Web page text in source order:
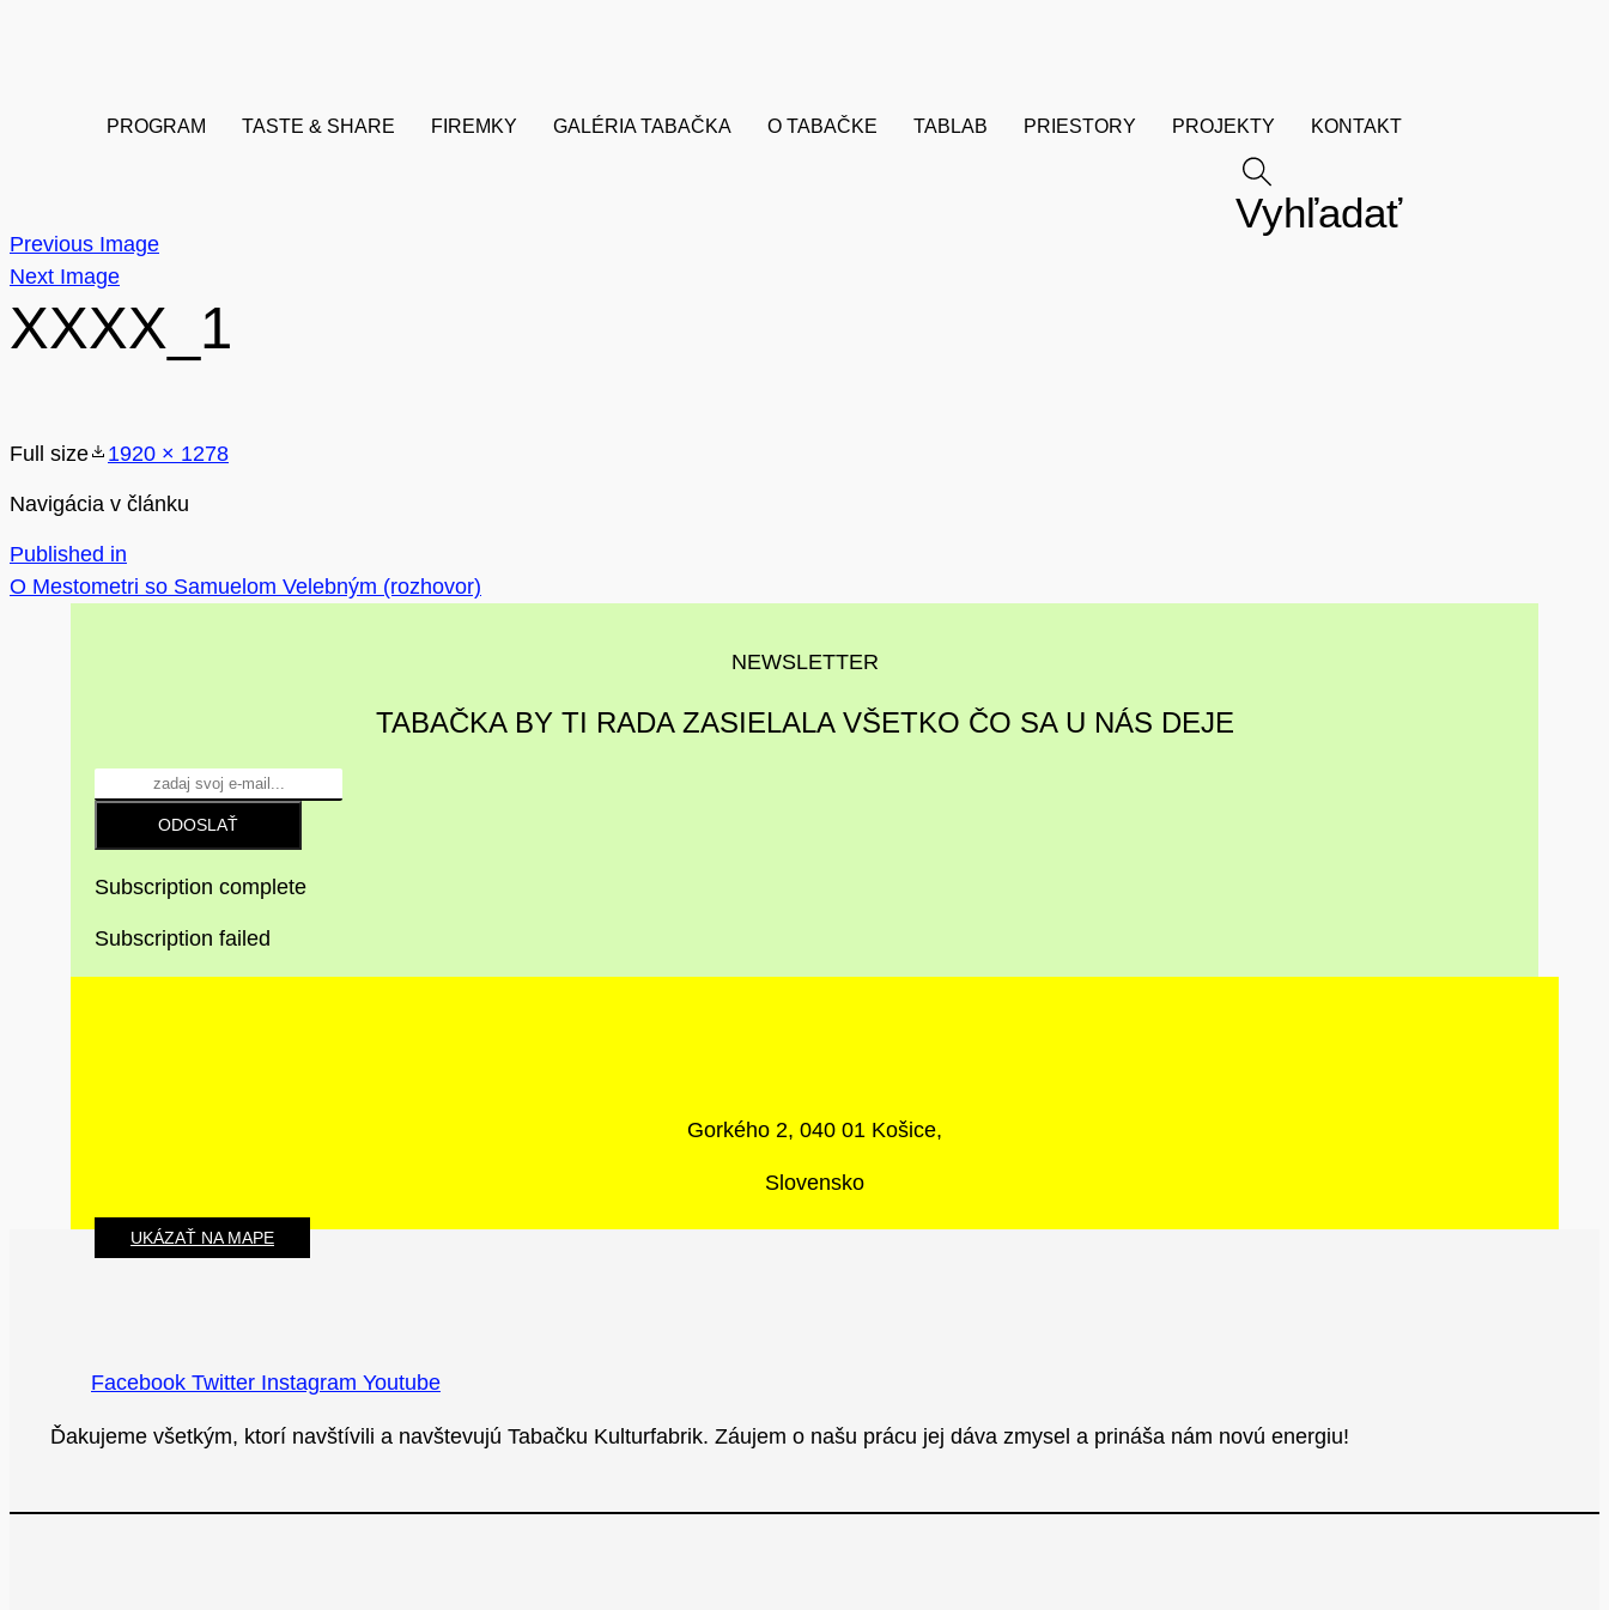
PROGRAM TASTE & SHARE FIREMKY GALÉRIA TABAČKA O TABAČKE TABLAB PRIESTORY PROJEKTY KONTAKT
Vyhľadať
Previous Image
Next Image
XXXX_1
Full size 1920 × 1278
Navigácia v článku
Published in
O Mestometri so Samuelom Velebným (rozhovor)
NEWSLETTER
TABAČKA BY TI RADA ZASIELALA VŠETKO ČO SA U NÁS DEJE
ODOSLAŤ
Subscription complete
Subscription failed
Gorkého 2, 040 01 Košice,
Slovensko
UKÁZAŤ NA MAPE
Facebook Twitter Instagram Youtube
Ďakujeme všetkým, ktorí navštívili a navštevujú Tabačku Kulturfabrik. Záujem o našu prácu jej dáva zmysel a prináša nám novú energiu!